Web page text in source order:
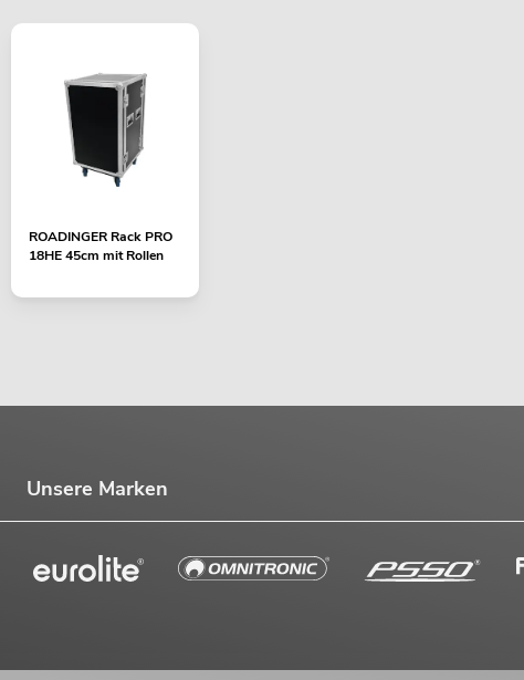
ROADINGER Rack PRO
18HE 45cm mit Rollen
Unsere Marken